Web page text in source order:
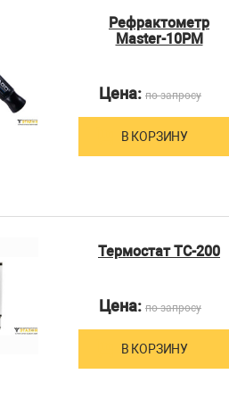
Рефрактометр
Master-10PM
Цена: по запросу
В КОРЗИНУ
Термостат ТС-200
Цена: по запросу
В КОРЗИНУ